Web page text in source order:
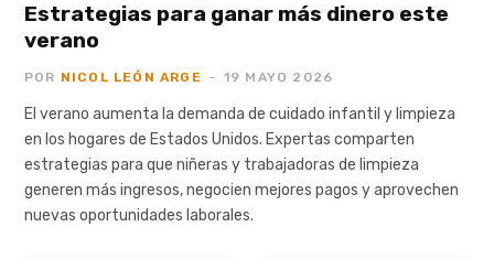
Estrategias para ganar más dinero este
verano
POR NICOL LEÓN ARGE 19 MAYO 2026
El verano aumenta la demanda de cuidado infantil y limpieza
en los hogares de Estados Unidos. Expertas comparten
estrategias para que niñeras y trabajadoras de limpieza
generen más ingresos, negocien mejores pagos y aprovechen
nuevas oportunidades laborales.